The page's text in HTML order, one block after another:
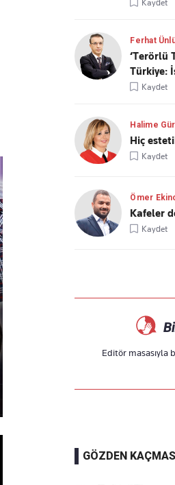
Kaydet
Ferhat
‘Terörlü
Türkiye:
Kaydet
Halime
Hiç
Kaydet
Ömer
Kafeler
Kaydet
Editör masasıyla
GÖZDEN